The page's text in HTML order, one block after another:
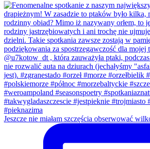
Jeszcze nie miałam szczęścia obserwować